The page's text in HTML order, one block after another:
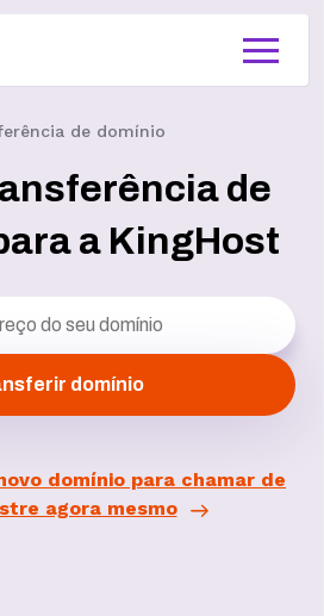
de domínio
de
a KingHost
domínio
domínio para chamar de
agora mesmo